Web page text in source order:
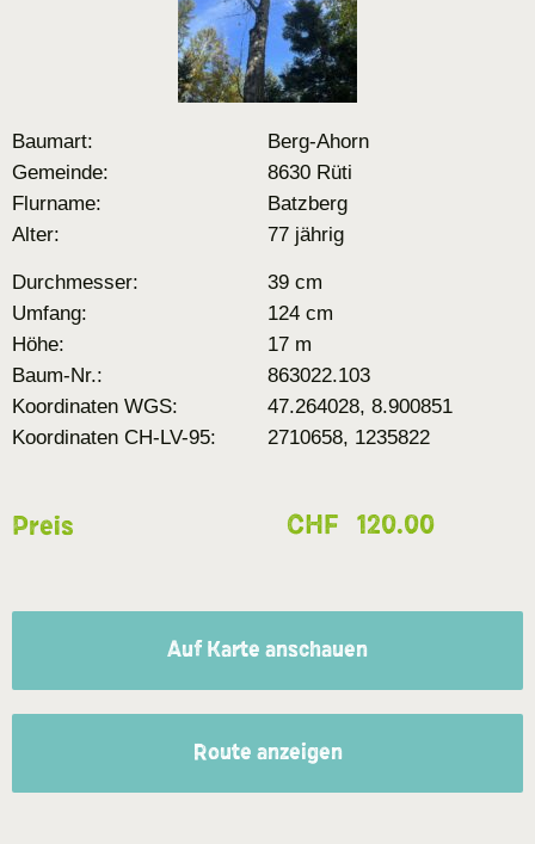
Baumart:
Berg-Ahorn
Gemeinde:
8630 Rüti
Flurname:
Batzberg
Alter:
77 jährig
Durchmesser:
39 cm
Umfang:
124 cm
Höhe:
17 m
Baum-Nr.:
863022.103
Koordinaten WGS:
47.264028, 8.900851
Koordinaten CH-LV-95:
2710658, 1235822
Preis CHF 120.00
Auf Karte anschauen
Route anzeigen